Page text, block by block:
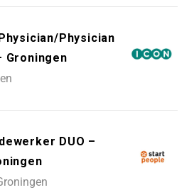
Physician
Groningen
DUO –